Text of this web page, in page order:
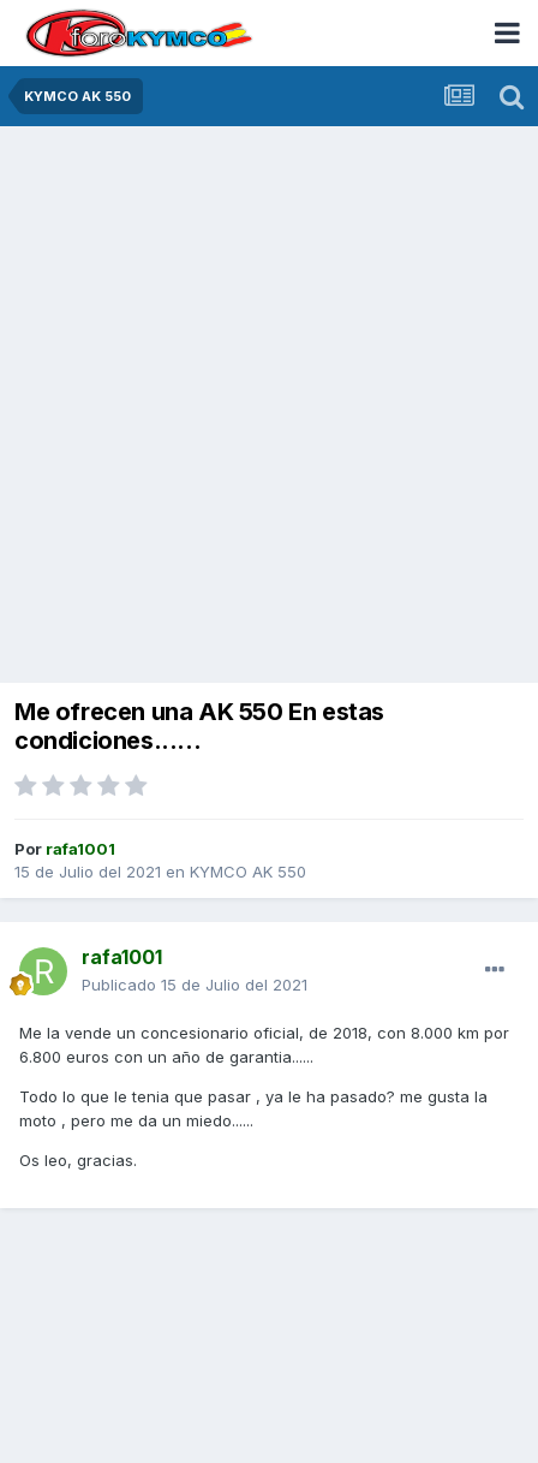
KYMCO AK 550
Me ofrecen una AK 550 En estas
condiciones......
Por rafa1001
15 de Julio del 2021 en KYMCO AK 550
rafa1001
Publicado 15 de Julio del 2021
Me la vende un concesionario oficial, de 2018, con 8.000 km por
6.800 euros con un año de garantia......
Todo lo que le tenia que pasar , ya le ha pasado? me gusta la
moto , pero me da un miedo......
Os leo, gracias.